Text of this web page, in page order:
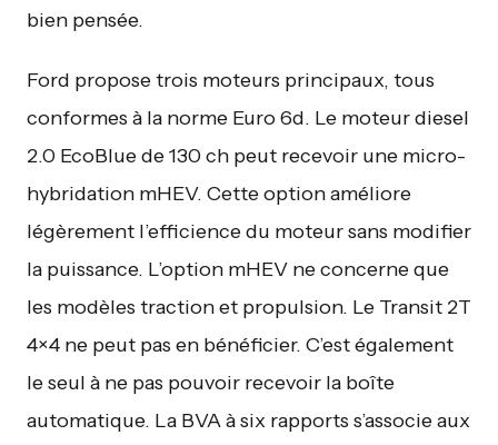
bien pensée.
Ford propose trois moteurs principaux, tous
conformes à la norme Euro 6d. Le moteur diesel
2.0 EcoBlue de 130 ch peut recevoir une micro-
hybridation mHEV. Cette option améliore
légèrement l’efficience du moteur sans modifier
la puissance. L’option mHEV ne concerne que
les modèles traction et propulsion. Le Transit 2T
4×4 ne peut pas en bénéficier. C’est également
le seul à ne pas pouvoir recevoir la boîte
automatique. La BVA à six rapports s’associe aux